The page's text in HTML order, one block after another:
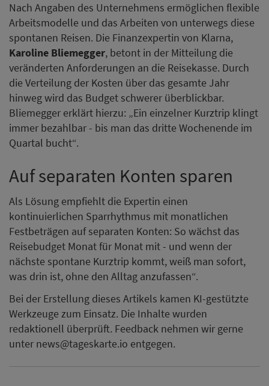
Nach Angaben des Unternehmens ermöglichen flexible
Arbeitsmodelle und das Arbeiten von unterwegs diese
spontanen Reisen. Die Finanzexpertin von Klarna,
Karoline Bliemegger, betont in der Mitteilung die
veränderten Anforderungen an die Reisekasse. Durch
die Verteilung der Kosten über das gesamte Jahr
hinweg wird das Budget schwerer überblickbar.
Bliemegger erklärt hierzu: „Ein einzelner Kurztrip klingt
immer bezahlbar - bis man das dritte Wochenende im
Quartal bucht“.
Auf separaten Konten sparen
Als Lösung empfiehlt die Expertin einen
kontinuierlichen Sparrhythmus mit monatlichen
Festbeträgen auf separaten Konten: So wächst das
Reisebudget Monat für Monat mit - und wenn der
nächste spontane Kurztrip kommt, weiß man sofort,
was drin ist, ohne den Alltag anzufassen“.
Bei der Erstellung dieses Artikels kamen KI-gestützte
Werkzeuge zum Einsatz. Die Inhalte wurden
redaktionell überprüft. Feedback nehmen wir gerne
unter news@tageskarte.io entgegen.